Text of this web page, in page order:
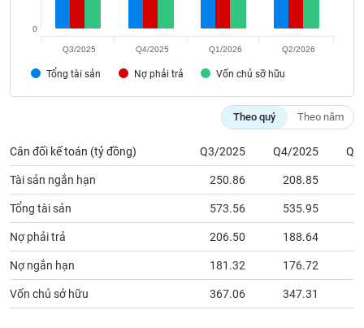
Tổng tài sản Nợ phải trả Vốn chủ sỡ hữu
0
Q3/2025 Q4/2025 Q1/2026 Q2/2026
Theo quý Theo năm
Cân đối kế toán (tỷ đồng) Q3/2025 Q4/2025
Tài sản ngắn hạn 250.86 208.85
Tổng tài sản 573.56 535.95
Nợ phải trả 206.50 188.64
Nợ ngắn hạn 181.32 176.72
Vốn chủ sở hữu 367.06 347.31
đầu
tư
Truyền
thông
tài
chính